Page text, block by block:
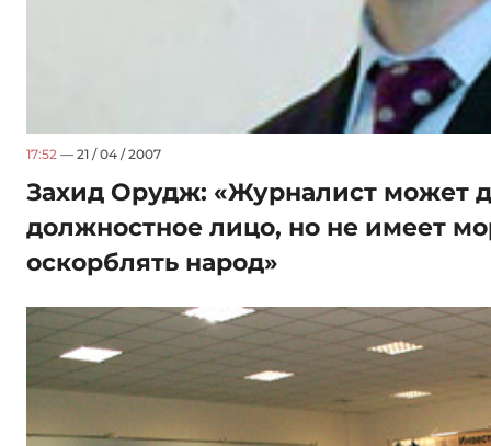
17:52 — 21 / 04 / 2007
Захид Орудж: «Журналист может
должностное лицо, но не имеет
оскорблять народ»